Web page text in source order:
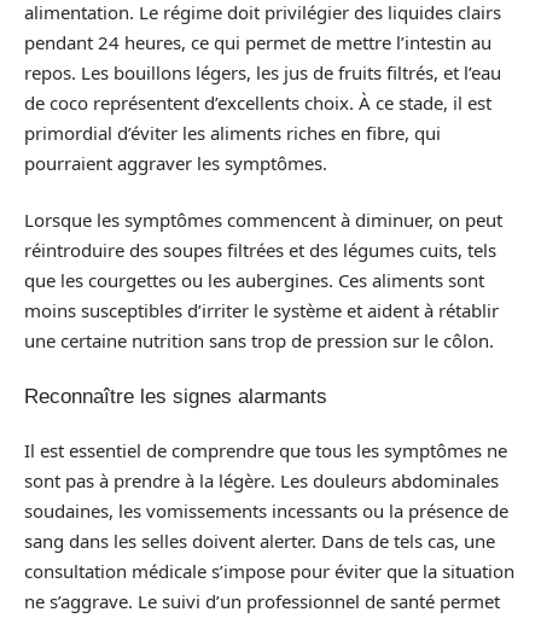
alimentation. Le régime doit privilégier des liquides clairs
pendant 24 heures, ce qui permet de mettre l’intestin au
repos. Les bouillons légers, les jus de fruits filtrés, et l’eau
de coco représentent d’excellents choix. À ce stade, il est
primordial d’éviter les aliments riches en fibre, qui
pourraient aggraver les symptômes.
Lorsque les symptômes commencent à diminuer, on peut
réintroduire des soupes filtrées et des légumes cuits, tels
que les courgettes ou les aubergines. Ces aliments sont
moins susceptibles d’irriter le système et aident à rétablir
une certaine nutrition sans trop de pression sur le côlon.
Reconnaître les signes alarmants
Il est essentiel de comprendre que tous les symptômes ne
sont pas à prendre à la légère. Les douleurs abdominales
soudaines, les vomissements incessants ou la présence de
sang dans les selles doivent alerter. Dans de tels cas, une
consultation médicale s’impose pour éviter que la situation
ne s’aggrave. Le suivi d’un professionnel de santé permet